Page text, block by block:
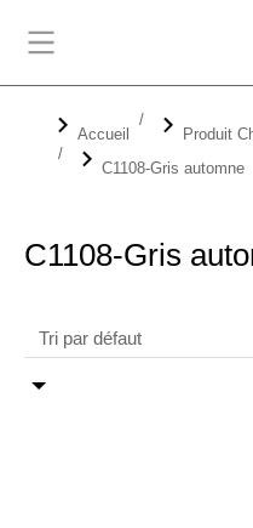
Vous êtes ici :
Accueil
Produit
C1108-Gris automne
C1108-Gris